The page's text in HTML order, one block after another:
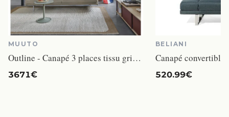
MUUTO
Outline - Canapé 3 places tissu gris (aluminium poli)
3671€
BELIANI
520.99€